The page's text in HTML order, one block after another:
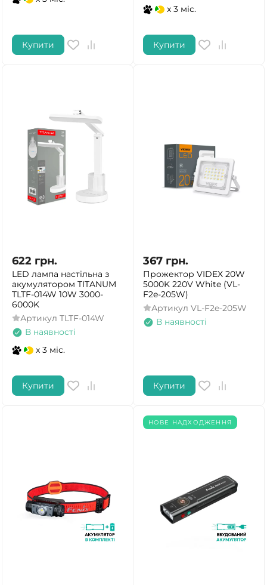
Купити
x 3 міс.
Купити
622 грн.
LED лампа настiльна з
акумулятором TITANUM
TLTF-014W 10W 3000-
6000K
Артикул TLTF-014W
В наявності
x 3 міс.
Купити
367 грн.
Прожектор VIDEX 20W
5000K 220V White (VL-
F2e-205W)
Артикул VL-F2e-205W
В наявності
Купити
НОВЕ НАДХОДЖЕННЯ